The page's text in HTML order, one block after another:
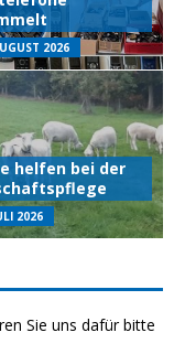
2026
helfen bei der
2026
Sie uns dafür bitte